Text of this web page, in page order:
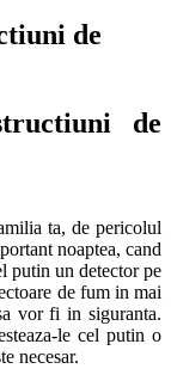
de
de
ta, de pericolul
noaptea, cand
putin un detector pe
de fum in mai
vor fi in siguranta.
le cel putin o
necesar.